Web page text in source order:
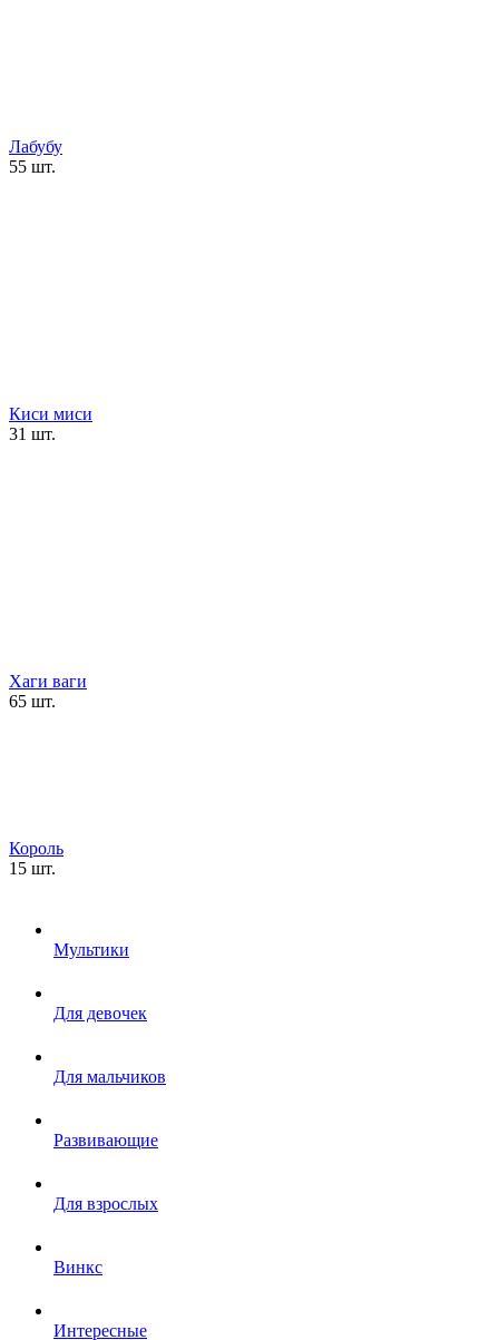
Лабубу
55 шт.
Киси миси
31 шт.
Хаги ваги
65 шт.
Король
15 шт.
Мультики
Для девочек
Для мальчиков
Развивающие
Для взрослых
Винкс
Интересные